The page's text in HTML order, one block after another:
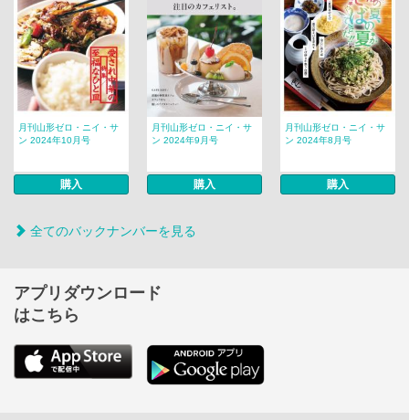
月刊山形ゼロ・ニイ・サ
ン 2024年10月号
購入
月刊山形ゼロ・ニイ・サ
ン 2024年9月号
購入
月刊山形ゼロ・ニイ・サ
ン 2024年8月号
購入
全てのバックナンバーを見る
アプリダウンロード
はこちら